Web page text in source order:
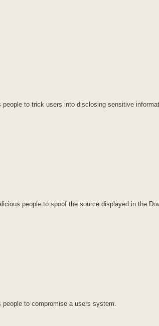
to trick users into disclosing sensitive
people to spoof the source displayed in the
to compromise a users system.